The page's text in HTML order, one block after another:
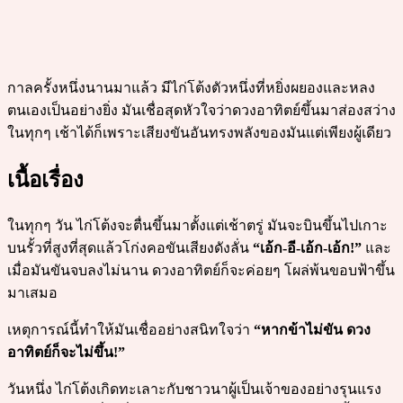
กาลครั้งหนึ่งนานมาแล้ว มีไก่โต้งตัวหนึ่งที่หยิ่งผยองและหลง
ตนเองเป็นอย่างยิ่ง มันเชื่อสุดหัวใจว่าดวงอาทิตย์ขึ้นมาส่องสว่าง
ในทุกๆ เช้าได้ก็เพราะเสียงขันอันทรงพลังของมันแต่เพียงผู้เดียว
เนื้อเรื่อง
ในทุกๆ วัน ไก่โต้งจะตื่นขึ้นมาตั้งแต่เช้าตรู่ มันจะบินขึ้นไปเกาะ
บนรั้วที่สูงที่สุดแล้วโก่งคอขันเสียงดังลั่น “เอ้ก-อี-เอ้ก-เอ้ก!” และ
เมื่อมันขันจบลงไม่นาน ดวงอาทิตย์ก็จะค่อยๆ โผล่พ้นขอบฟ้าขึ้น
มาเสมอ
เหตุการณ์นี้ทำให้มันเชื่ออย่างสนิทใจว่า “หากข้าไม่ขัน ดวง
อาทิตย์ก็จะไม่ขึ้น!”
วันหนึ่ง ไก่โต้งเกิดทะเลาะกับชาวนาผู้เป็นเจ้าของอย่างรุนแรง